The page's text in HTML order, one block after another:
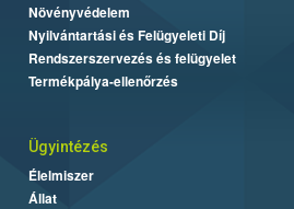
Növényvédelem
Nyilvántartási és Felügyeleti Díj
Rendszerszervezés és felügyelet
Termékpálya-ellenőrzés
Ügyintézés
Élelmiszer
Állat